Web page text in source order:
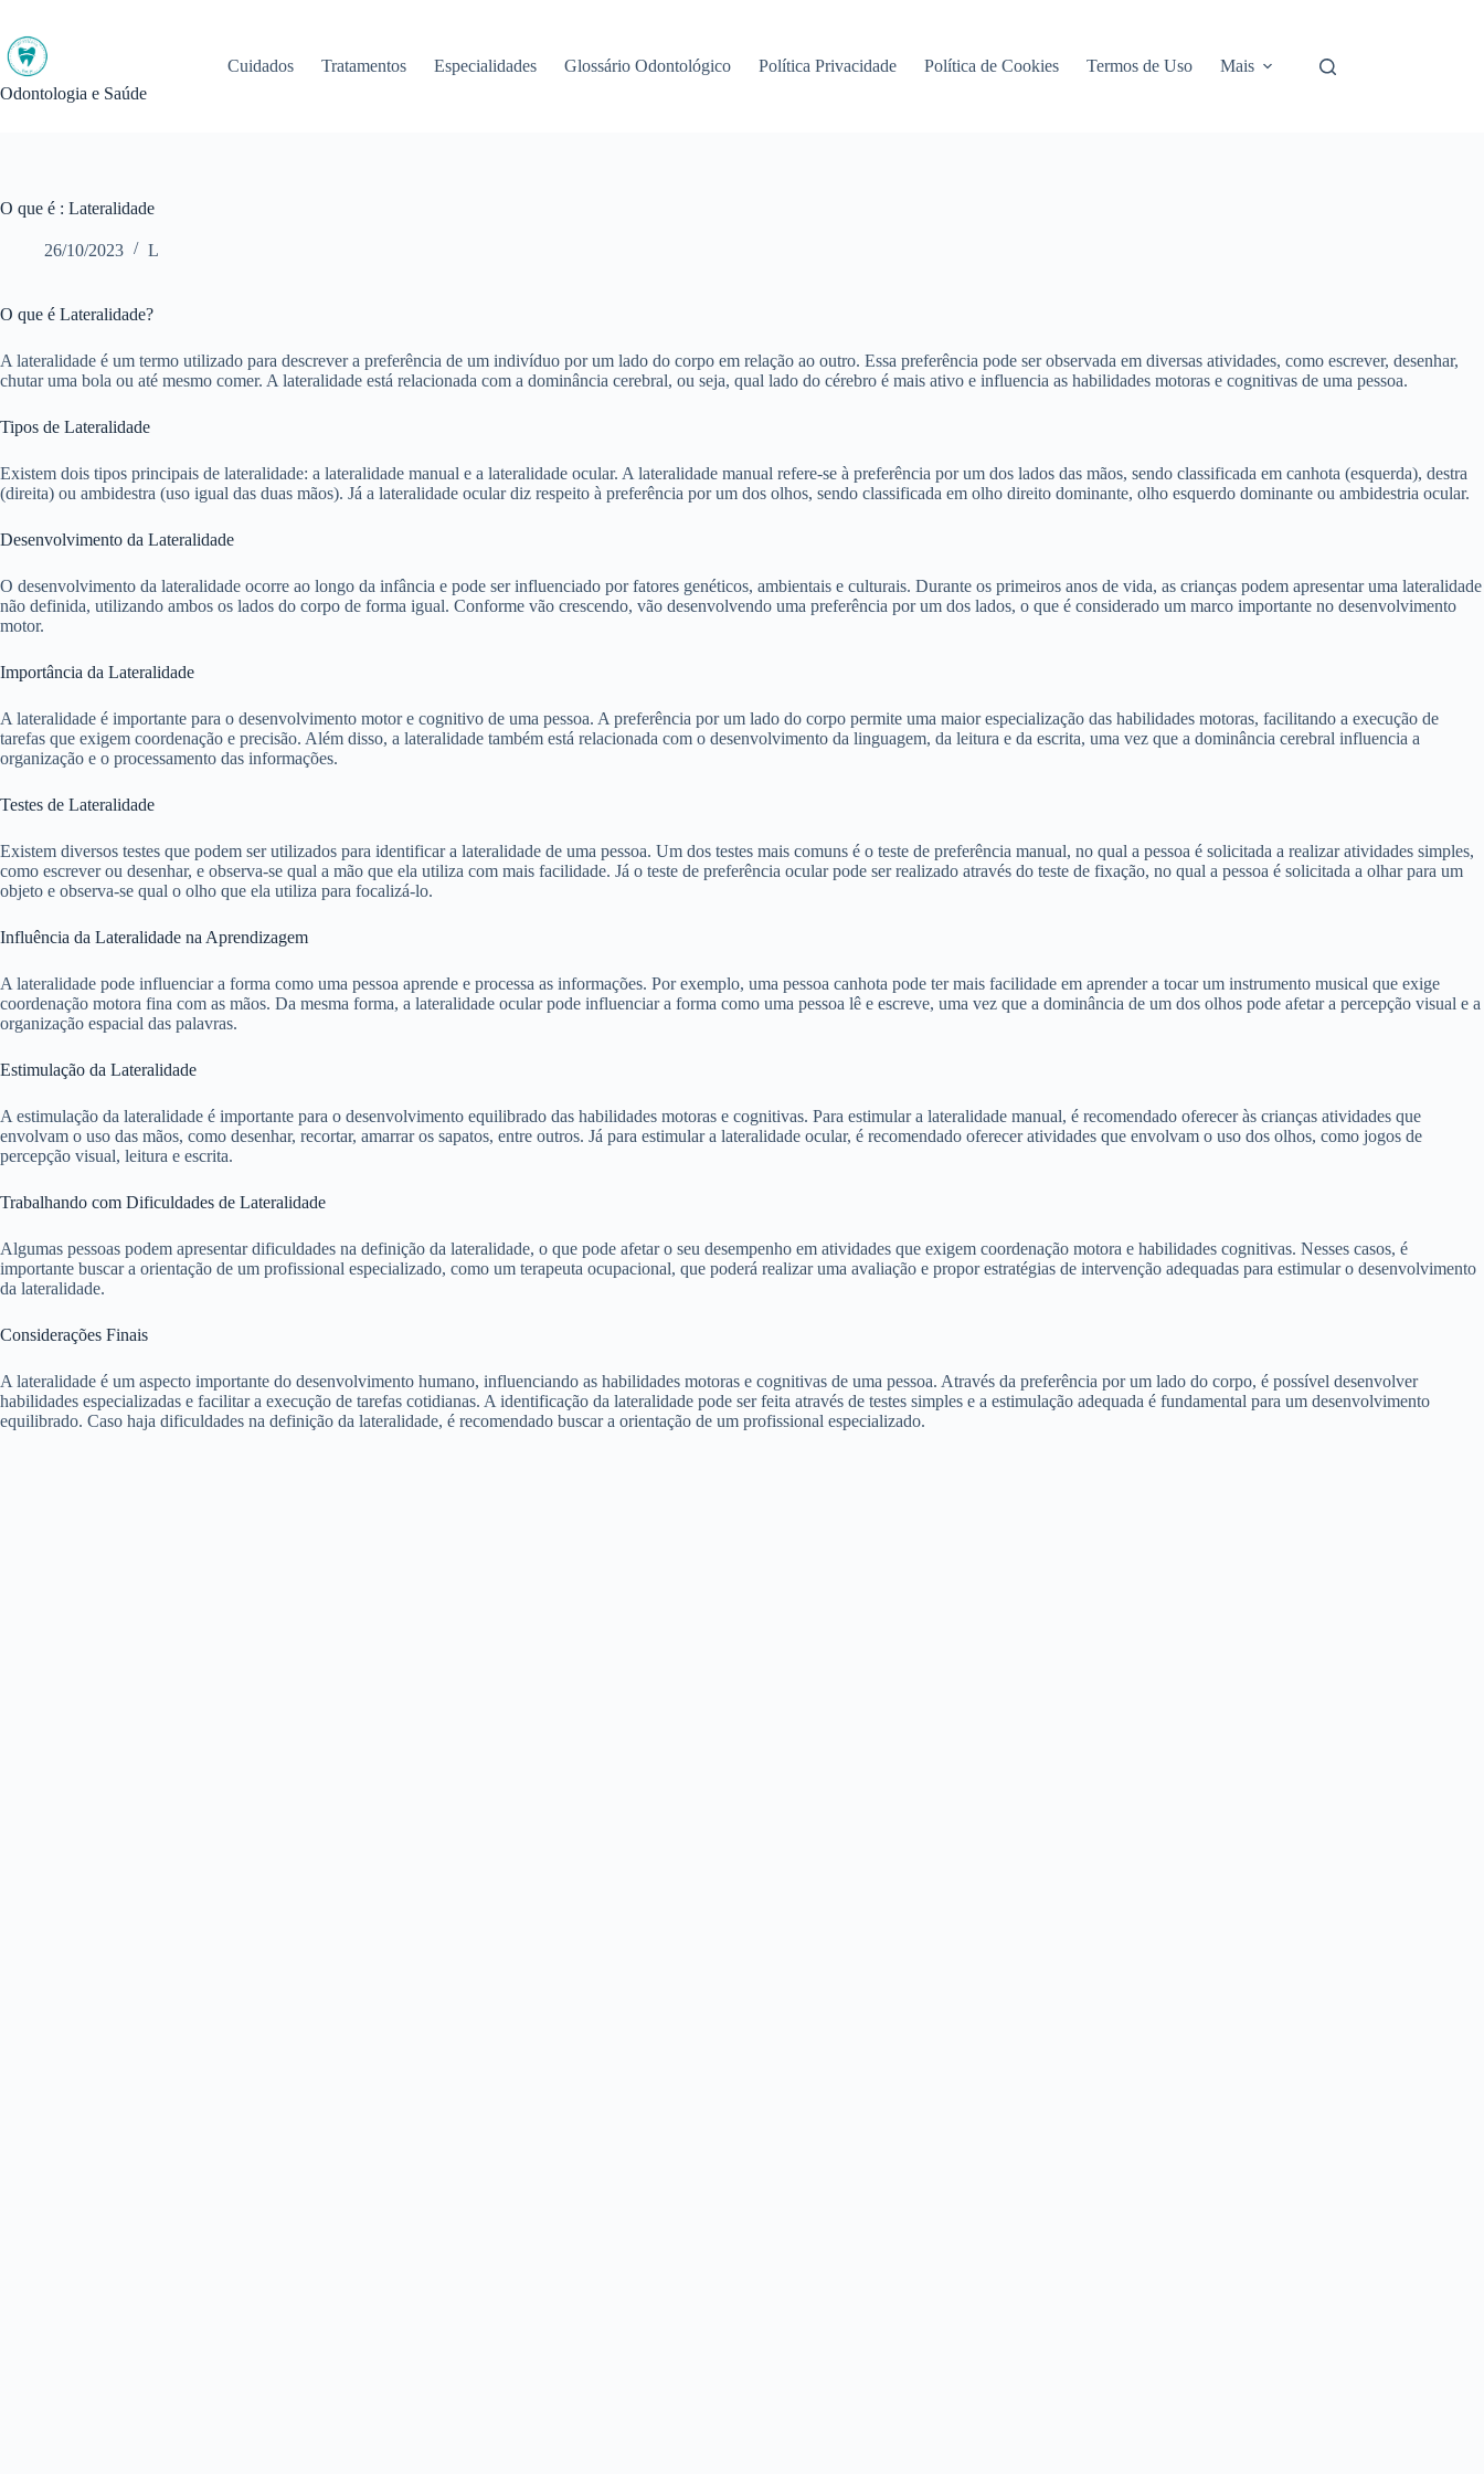
conteúdo
Odontologia e Saúde
Cuidados Tratamentos Especialidades Glossário Odontológico Política Privacidade Política de Cookies Termos de Uso Mais
O que é : Lateralidade
26/10/2023 L
O que é Lateralidade?
A lateralidade é um termo utilizado para descrever a preferência de um indivíduo por um lado do corpo em relação ao outro. Essa preferência pode ser observada em diversas atividades, como escrever, desenhar,
chutar uma bola ou até mesmo comer. A lateralidade está relacionada com a dominância cerebral, ou seja, qual lado do cérebro é mais ativo e influencia as habilidades motoras e cognitivas de uma pessoa.
Tipos de Lateralidade
Existem dois tipos principais de lateralidade: a lateralidade manual e a lateralidade ocular. A lateralidade manual refere-se à preferência por um dos lados das mãos, sendo classificada em canhota (esquerda), destra
(direita) ou ambidestra (uso igual das duas mãos). Já a lateralidade ocular diz respeito à preferência por um dos olhos, sendo classificada em olho direito dominante, olho esquerdo dominante ou ambidestria ocular.
Desenvolvimento da Lateralidade
O desenvolvimento da lateralidade ocorre ao longo da infância e pode ser influenciado por fatores genéticos, ambientais e culturais. Durante os primeiros anos de vida, as crianças podem apresentar uma lateralidade
não definida, utilizando ambos os lados do corpo de forma igual. Conforme vão crescendo, vão desenvolvendo uma preferência por um dos lados, o que é considerado um marco importante no desenvolvimento
motor.
Importância da Lateralidade
A lateralidade é importante para o desenvolvimento motor e cognitivo de uma pessoa. A preferência por um lado do corpo permite uma maior especialização das habilidades motoras, facilitando a execução de
tarefas que exigem coordenação e precisão. Além disso, a lateralidade também está relacionada com o desenvolvimento da linguagem, da leitura e da escrita, uma vez que a dominância cerebral influencia a
organização e o processamento das informações.
Testes de Lateralidade
Existem diversos testes que podem ser utilizados para identificar a lateralidade de uma pessoa. Um dos testes mais comuns é o teste de preferência manual, no qual a pessoa é solicitada a realizar atividades simples,
como escrever ou desenhar, e observa-se qual a mão que ela utiliza com mais facilidade. Já o teste de preferência ocular pode ser realizado através do teste de fixação, no qual a pessoa é solicitada a olhar para um
objeto e observa-se qual o olho que ela utiliza para focalizá-lo.
Influência da Lateralidade na Aprendizagem
A lateralidade pode influenciar a forma como uma pessoa aprende e processa as informações. Por exemplo, uma pessoa canhota pode ter mais facilidade em aprender a tocar um instrumento musical que exige
coordenação motora fina com as mãos. Da mesma forma, a lateralidade ocular pode influenciar a forma como uma pessoa lê e escreve, uma vez que a dominância de um dos olhos pode afetar a percepção visual e a
organização espacial das palavras.
Estimulação da Lateralidade
A estimulação da lateralidade é importante para o desenvolvimento equilibrado das habilidades motoras e cognitivas. Para estimular a lateralidade manual, é recomendado oferecer às crianças atividades que
envolvam o uso das mãos, como desenhar, recortar, amarrar os sapatos, entre outros. Já para estimular a lateralidade ocular, é recomendado oferecer atividades que envolvam o uso dos olhos, como jogos de
percepção visual, leitura e escrita.
Trabalhando com Dificuldades de Lateralidade
Algumas pessoas podem apresentar dificuldades na definição da lateralidade, o que pode afetar o seu desempenho em atividades que exigem coordenação motora e habilidades cognitivas. Nesses casos, é
importante buscar a orientação de um profissional especializado, como um terapeuta ocupacional, que poderá realizar uma avaliação e propor estratégias de intervenção adequadas para estimular o desenvolvimento
da lateralidade.
Considerações Finais
A lateralidade é um aspecto importante do desenvolvimento humano, influenciando as habilidades motoras e cognitivas de uma pessoa. Através da preferência por um lado do corpo, é possível desenvolver
habilidades especializadas e facilitar a execução de tarefas cotidianas. A identificação da lateralidade pode ser feita através de testes simples e a estimulação adequada é fundamental para um desenvolvimento
equilibrado. Caso haja dificuldades na definição da lateralidade, é recomendado buscar a orientação de um profissional especializado.